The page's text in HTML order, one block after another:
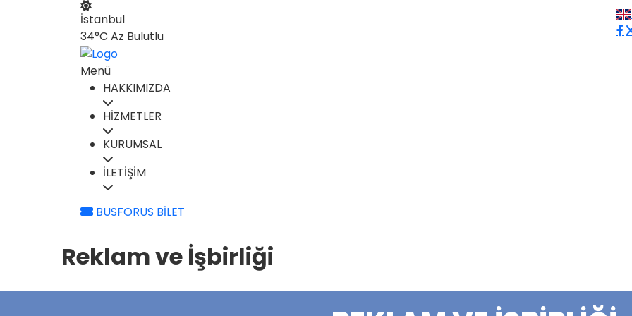
İstanbul
34°C Az Bulutlu
Menü
HAKKIMIZDA
HİZMETLER
KURUMSAL
İLETİŞİM
BUSFORUS BİLET
Reklam ve İşbirliği